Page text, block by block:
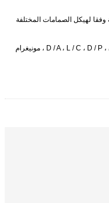
لهيكل الصمامات المختلفة